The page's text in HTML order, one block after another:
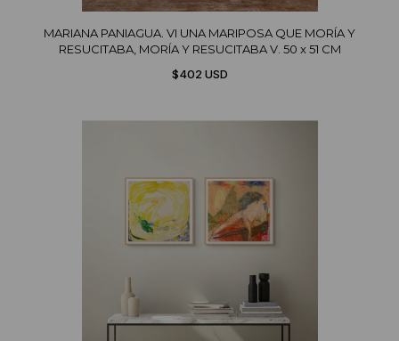
MARIANA PANIAGUA. VI UNA MARIPOSA QUE MORÍA Y
RESUCITABA, MORÍA Y RESUCITABA V. 50 x 51 CM
$402 USD